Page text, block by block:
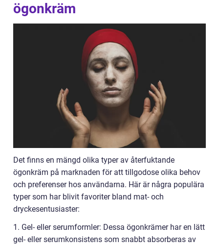
ögonkräm
Det finns en mängd olika typer av återfuktande
ögonkräm på marknaden för att tillgodose olika behov
och preferenser hos användarna. Här är några populära
typer som har blivit favoriter bland mat- och
dryckesentusiaster:
1. Gel- eller serumformler: Dessa ögonkrämer har en lätt
gel- eller serumkonsistens som snabbt absorberas av